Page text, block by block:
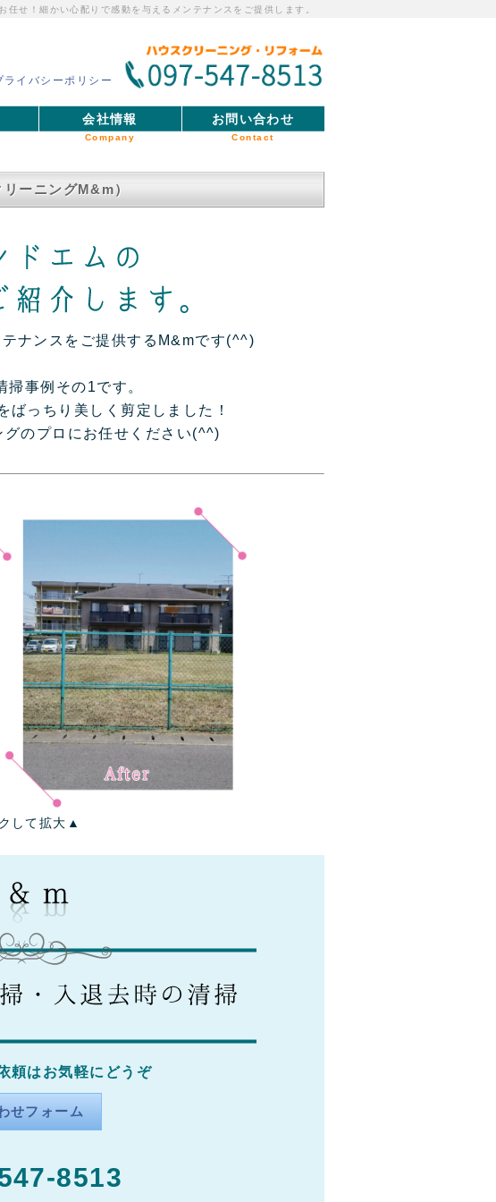
せ！細かい心配りで感動を与えるメンテナンスをご提供します。
ライバシーポリシー
会社情報
Company
お問い合わせ
Contact
ーニングM&m）
ナンスをご提供するM&mです(^^)
掃事例その1です。
ばっちり美しく剪定しました！
のプロにお任せください(^^)
して拡大▲
頼はお気軽にどうぞ
せフォーム
8513